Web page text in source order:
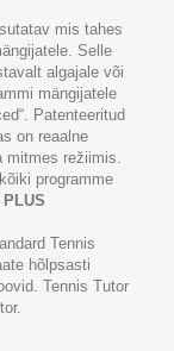
mis tahes
Selle
algajale või
mängijatele
Patenteeritud
on reaalne
mitmes režiimis.
programme
PLUS
Tennis
hõlpsasti
Tennis Tutor